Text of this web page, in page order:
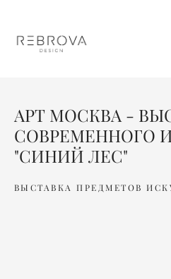
АРТ МОСКВА -
СОВРЕМЕННОГО
"СИНИЙ ЛЕС"
ВЫСТАВКА ПРЕДМЕТОВ